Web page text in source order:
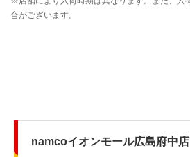
namcoイオンモール広島府中店